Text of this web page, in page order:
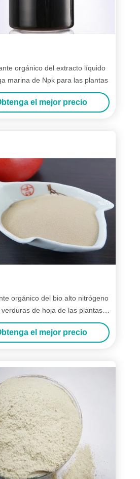
orgánico del extracto líquido
marina de Npk para las plantas
el mejor precio
orgánico del bio alto nitrógeno
de hoja de las plantas L
aminoácido
el mejor precio